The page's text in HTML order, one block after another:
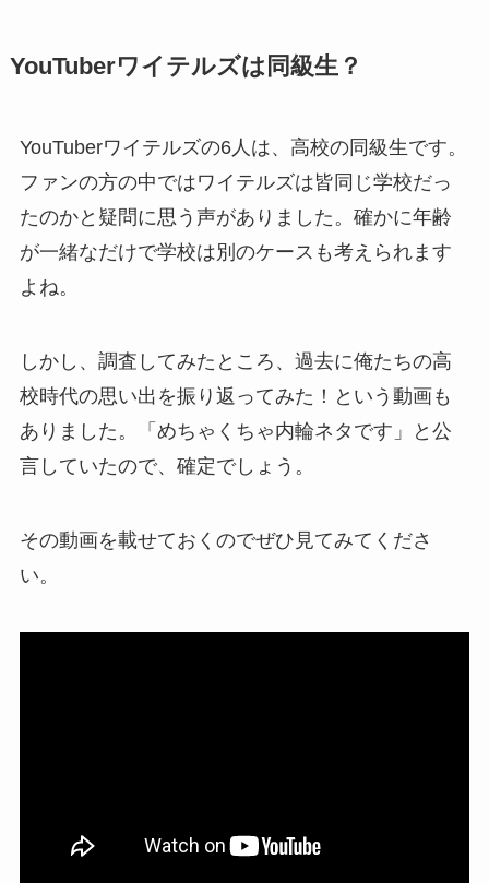
YouTuberワイテルズは同級生？
YouTuberワイテルズの6人は、高校の同級生です。
ファンの方の中ではワイテルズは皆同じ学校だっ
たのかと疑問に思う声がありました。確かに年齢
が一緒なだけで学校は別のケースも考えられます
よね。
しかし、調査してみたところ、過去に俺たちの高
校時代の思い出を振り返ってみた！という動画も
ありました。「めちゃくちゃ内輪ネタです」と公
言していたので、確定でしょう。
その動画を載せておくのでぜひ見てみてくださ
い。